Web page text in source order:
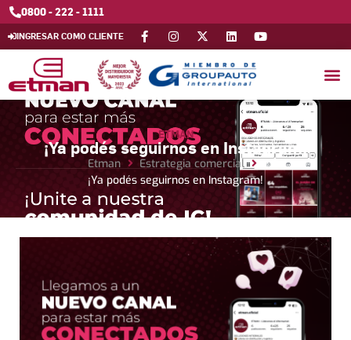
0800 - 222 - 1111
INGRESAR COMO CLIENTE
ETMAN
¡Ya podés seguirnos en Instagram!
Etman
Estrategia comercial
¡Ya podés seguirnos en Instagram!